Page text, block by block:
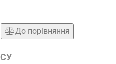
До порівняння